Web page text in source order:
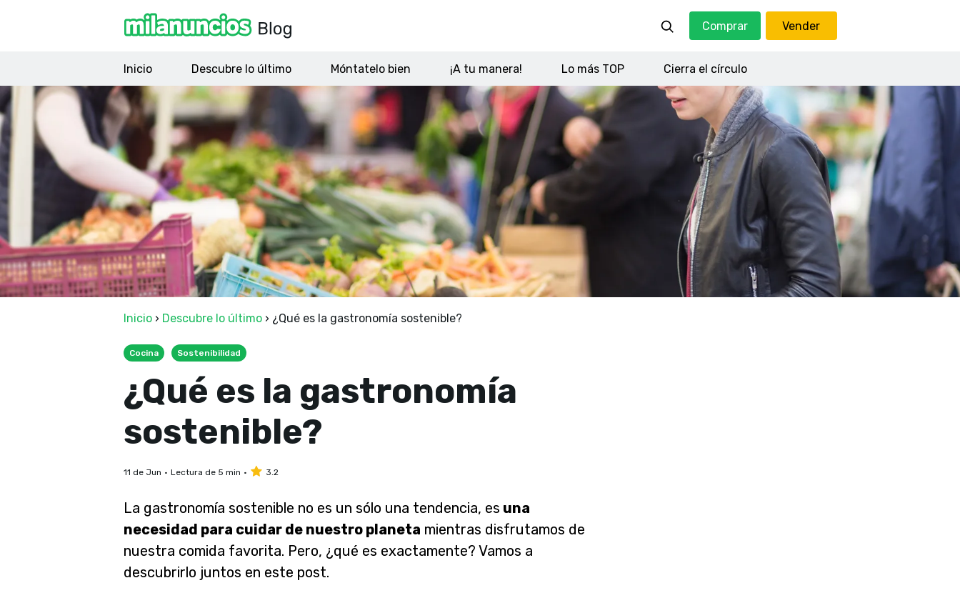
Comprar Vender
Inicio Descubre lo último Móntatelo bien ¡A tu manera! Lo más TOP Cierra el círculo
Inicio › Descubre lo último › ¿Qué es la gastronomía sostenible?
Cocina Sostenibilidad
¿Qué es la gastronomía
sostenible?
11 de Jun Lectura de 5 min 3.2
La gastronomía sostenible no es un sólo una tendencia, es una
necesidad para cuidar de nuestro planeta mientras disfrutamos de
nuestra comida favorita. Pero, ¿qué es exactamente? Vamos a
descubrirlo juntos en este post.